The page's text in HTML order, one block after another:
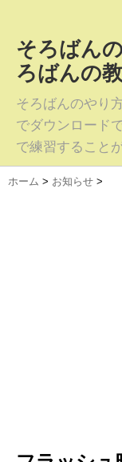
そろばん
ろばんの
そろばんのやり
でダウンロード
で練習すること
ホーム > お知らせ >